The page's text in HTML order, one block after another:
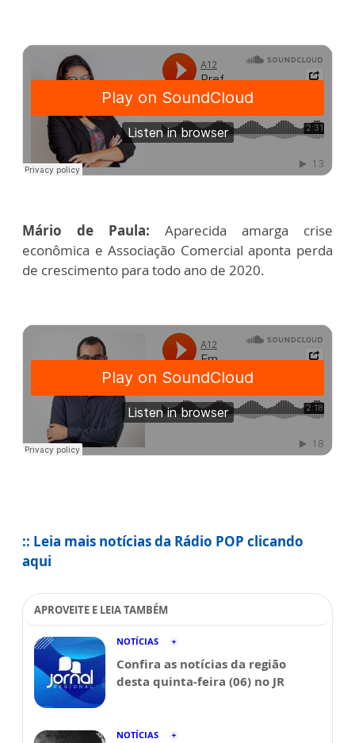
Mário de Paula: Aparecida amarga crise
econômica e Associação Comercial aponta perda
de crescimento para todo ano de 2020.
:: Leia mais notícias da Rádio POP clicando
aqui
APROVEITE E LEIA TAMBÉM
NOTÍCIAS
Confira as notícias da região
desta quinta-feira (06) no JR
NOTÍCIAS